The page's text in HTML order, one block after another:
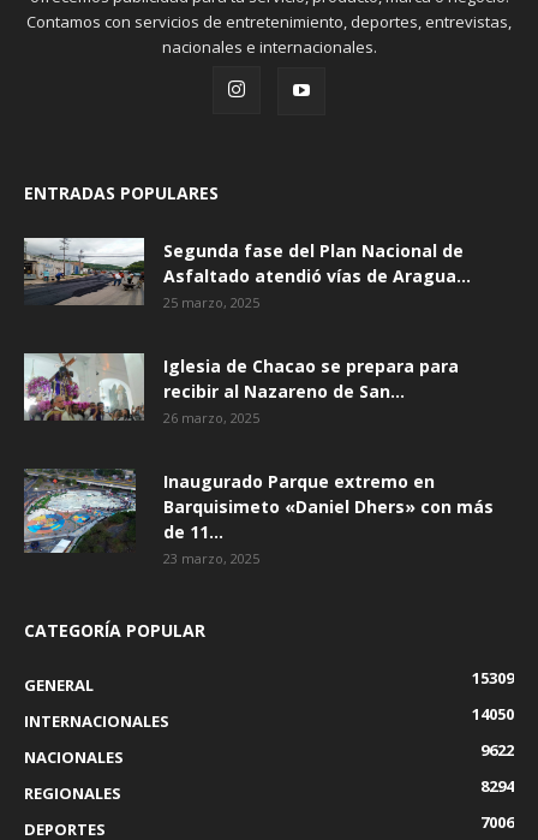
Contamos con servicios de entretenimiento, deportes, entrevistas,
nacionales e internacionales.
ENTRADAS POPULARES
Segunda fase del Plan Nacional de
Asfaltado atendió vías de Aragua...
25 marzo, 2025
Iglesia de Chacao se prepara para
recibir al Nazareno de San...
26 marzo, 2025
Inaugurado Parque extremo en
Barquisimeto «Daniel Dhers» con más
de 11...
23 marzo, 2025
CATEGORÍA POPULAR
GENERAL
15309
INTERNACIONALES
14050
NACIONALES
9622
REGIONALES
8294
DEPORTES
7006